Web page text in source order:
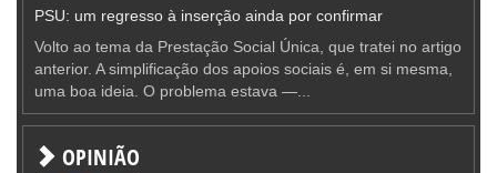
PSU: um regresso à inserção ainda por confirmar
Volto ao tema da Prestação Social Única, que tratei no artigo
anterior. A simplificação dos apoios sociais é, em si mesma,
uma boa ideia. O problema estava —...
OPINIÃO